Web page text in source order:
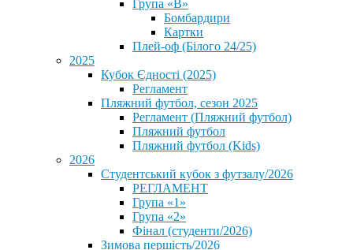
Група «В»
Бомбардири
Картки
Плей-оф (Білого 24/25)
2025
Кубок Єдності (2025)
Регламент
Пляжний футбол, сезон 2025
Регламент (Пляжний футбол)
Пляжний футбол
Пляжний футбол (Kids)
2026
Студентський кубок з футзалу/2026
РЕГЛАМЕНТ
Група «1»
Група «2»
Фінал (студенти/2026)
⁨Зимова першість/2026⁩